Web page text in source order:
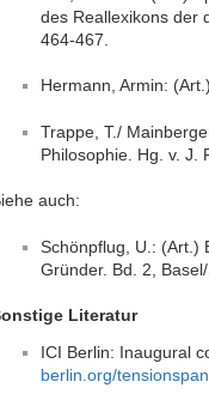
des Reallexikons der
464-467.
Hermann, Armin:
Trappe, T./
Philosophie. Hg. v. J.
auch:
Schönpflug, U.: (Art.)
Gründer. Bd. 2,
Literatur
ICI Berlin: Inaugural
berlin.org/